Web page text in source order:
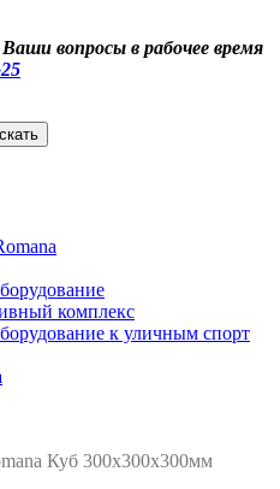
вопросы в рабочее время
комплекс
к уличным спорт
Куб 300х300х300мм